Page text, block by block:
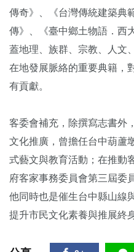
傳奇》、《台灣傳統建築典
傳》、《臺中鄉土物語．西
蓋地理、族群、宗教、人文
在地發展脈絡的重要典籍，
有貢獻。
客委會補充，除撰寫志書外
文化推廣，曾擔任台中葫蘆
式藝文與教育活動；在推動
府客家事務委員會第三屆委
他同時也是催生台中縣山線
提升市民文化素養與推展終